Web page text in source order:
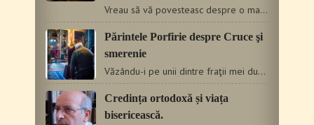
Vreau să vă povesteasc despre o mamă care făcea totul…
Părintele Porfirie despre Cruce şi
smerenie
Văzându-i pe unii dintre fraţii mei duhovniceşti, obişnuiam…
Credința ortodoxă și viața
bisericească.